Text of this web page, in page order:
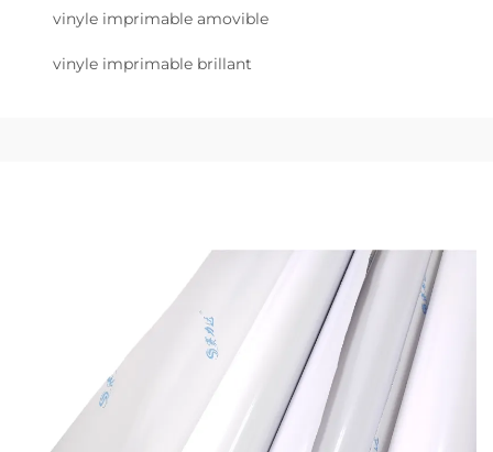
vinyle imprimable amovible
vinyle imprimable brillant